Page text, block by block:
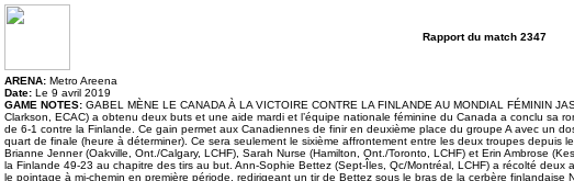
Rapport du match 2347
ARENA: Metro Areena
Date: Le 9 avril 2019
GAME NOTES: GABEL MÈNE LE CANADA À LA VICTOIRE CONTRE LA FINLANDE AU MONDIAL FÉMININ
Clarkson, ECAC) a obtenu deux buts et une aide mardi et l’équipe nationale féminine du Canada a conclu sa
de 6-1 contre la Finlande. Ce gain permet aux Canadiennes de finir en deuxième place du groupe A avec un
quart de finale (heure à déterminer). Ce sera seulement le sixième affrontement entre les deux troupes depuis
Brianne Jenner (Oakville, Ont./Calgary, LCHF), Sarah Nurse (Hamilton, Ont./Toronto, LCHF) et Erin Ambrose
la Finlande 49-23 au chapitre des tirs au but. Ann-Sophie Bettez (Sept-Îles, Qc/Montréal, LCHF) a récolté
le pointage à mi-chemin en première période, redirigeant un tir de Bettez sous le bras de la cerbère finlandaise